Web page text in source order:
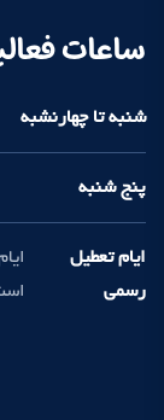
ساعات
شنبه تا چهارنشبه
پنج شنبه
ایام تعطیل
رسمی